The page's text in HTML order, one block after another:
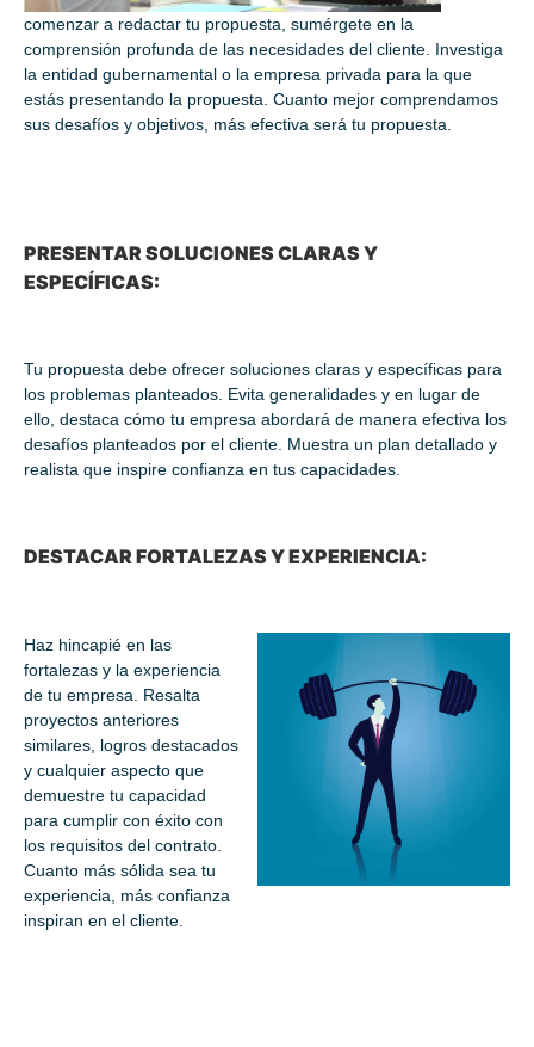
comenzar a redactar tu propuesta, sumérgete en la
comprensión profunda de las necesidades del cliente. Investiga
la entidad gubernamental o la empresa privada para la que
estás presentando la propuesta. Cuanto mejor comprendamos
sus desafíos y objetivos, más efectiva será tu propuesta.
PRESENTAR SOLUCIONES CLARAS Y
ESPECÍFICAS:
Tu propuesta debe ofrecer soluciones claras y específicas para
los problemas planteados. Evita generalidades y en lugar de
ello, destaca cómo tu empresa abordará de manera efectiva los
desafíos planteados por el cliente. Muestra un plan detallado y
realista que inspire confianza en tus capacidades.
DESTACAR FORTALEZAS Y EXPERIENCIA:
Haz hincapié en las
fortalezas y la experiencia
de tu empresa. Resalta
proyectos anteriores
similares, logros destacados
y cualquier aspecto que
demuestre tu capacidad
para cumplir con éxito con
los requisitos del contrato.
Cuanto más sólida sea tu
experiencia, más confianza
inspiran en el cliente.